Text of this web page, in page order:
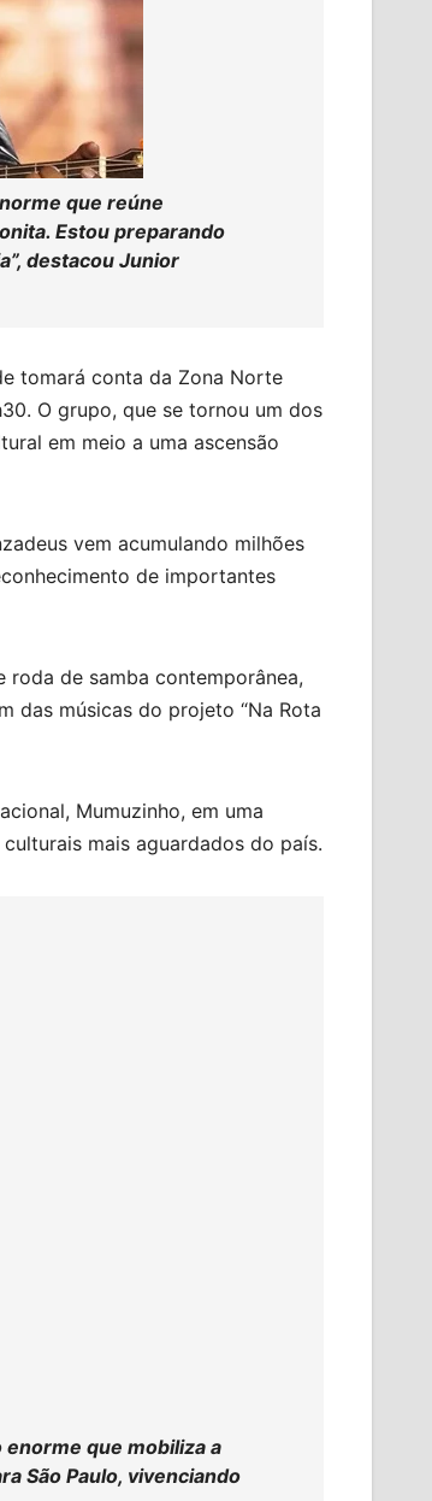
que reúne
Estou preparando
destacou Junior
tomará conta da Zona Norte
O grupo, que se tornou um dos
em meio a uma ascensão
vem acumulando milhões
de importantes
de samba contemporânea,
das músicas do projeto “Na Rota
Mumuzinho, em uma
mais aguardados do país.
que mobiliza a
São Paulo, vivenciando